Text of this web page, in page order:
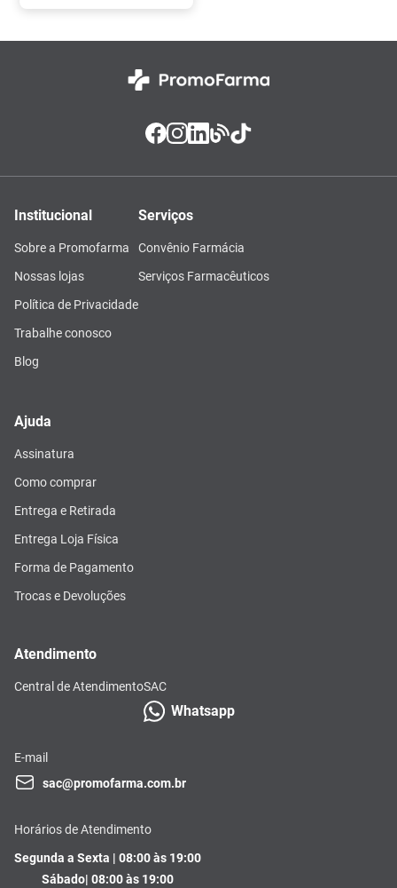
Institucional
Sobre a Promofarma
Nossas lojas
Política de Privacidade
Trabalhe conosco
Blog
Serviços
Convênio Farmácia
Serviços Farmacêuticos
Ajuda
Assinatura
Como comprar
Entrega e Retirada
Entrega Loja Física
Forma de Pagamento
Trocas e Devoluções
Atendimento
Central de AtendimentoSAC
Whatsapp
E-mail
sac@promofarma.com.br
Horários de Atendimento
Segunda a Sexta | 08:00 às 19:00
Sábado| 08:00 às 19:00